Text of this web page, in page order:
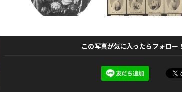
この写真が気に入ったらフォロー！